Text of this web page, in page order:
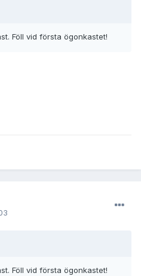
Föll vid första ögonkastet!
Föll vid första ögonkastet!